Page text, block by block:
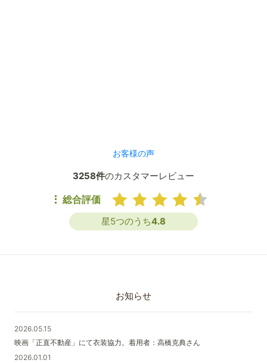
お客様の声
3258件のカスタマーレビュー
総合評価
星5つのうち4.8
お知らせ
2026.05.15
映画「正直不動産」にて衣装協力。着用者：高橋克典さん
2026.01.01